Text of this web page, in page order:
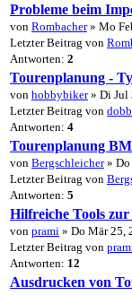
Probleme beim
von Rombacher» Mo
Letzter Beitrag von
Antworten: 2
Tourenplanung -
von hobbybiker» Di Jul
Letzter Beitrag von
Antworten: 4
Tourenplanung
von Bergschleicher» Do
Letzter Beitrag von
Antworten: 5
Hilfreiche Tools
von prami » Do Mär 25,
Letzter Beitrag von
Antworten: 12
Ausdrucken von